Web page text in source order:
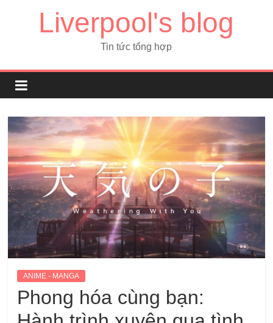
Liverpool's blog
Tin tức tổng hợp
ANIME - MANGA
Phong hóa cùng bạn: